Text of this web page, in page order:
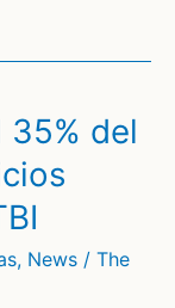
35% del
, News / The